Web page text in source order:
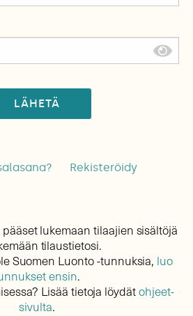
LÄHETÄ
Rekisteröidy
lukemaan tilaajien sisältöjä
tilaustietosi.
Suomen Luonto -tunnuksia, luo
ensin.
Lisää tietoja löydätohjeet-
sivulta.